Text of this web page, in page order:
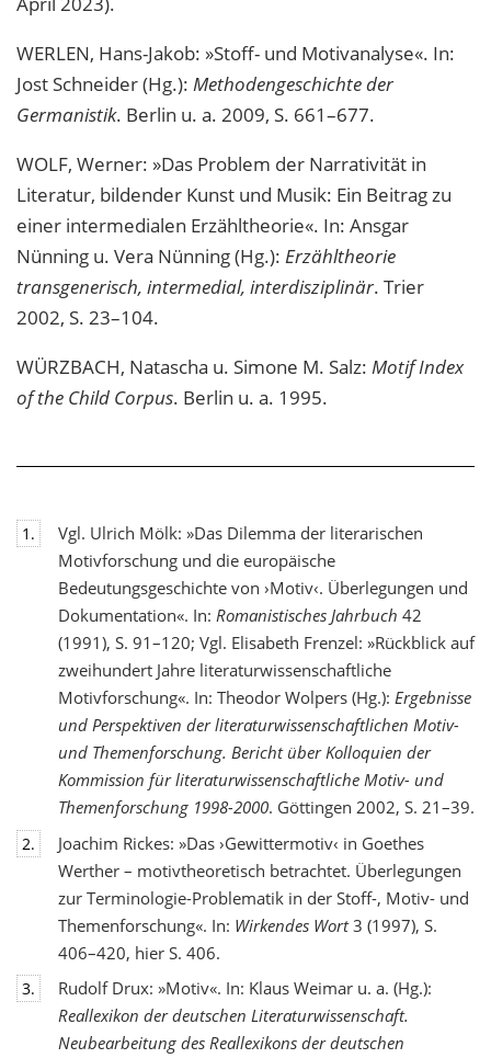
WERLEN, Hans-Jakob: »Stoff- und Motivanalyse«. In:
Jost Schneider (Hg.): Methodengeschichte der
Germanistik. Berlin u. a. 2009, S. 661–677.
WOLF, Werner: »Das Problem der Narrativität in
Literatur, bildender Kunst und Musik: Ein Beitrag zu
einer intermedialen Erzähltheorie«. In: Ansgar
Nünning u. Vera Nünning (Hg.): Erzähltheorie
transgenerisch, intermedial, interdisziplinär. Trier
2002, S. 23–104.
WÜRZBACH, Natascha u. Simone M. Salz: Motif Index
of the Child Corpus. Berlin u. a. 1995.
1.
Vgl. Ulrich Mölk: »Das Dilemma der literarischen
Motivforschung und die europäische
Bedeutungsgeschichte von ›Motiv‹. Überlegungen und
Dokumentation«. In: Romanistisches Jahrbuch 42
(1991), S. 91–120; Vgl. Elisabeth Frenzel: »Rückblick auf
zweihundert Jahre literaturwissenschaftliche
Motivforschung«. In: Theodor Wolpers (Hg.): Ergebnisse
und Perspektiven der literaturwissenschaftlichen Motiv-
und Themenforschung. Bericht über Kolloquien der
Kommission für literaturwissenschaftliche Motiv- und
Themenforschung 1998-2000. Göttingen 2002, S. 21–39.
2.
Joachim Rickes: »Das ›Gewittermotiv‹ in Goethes
Werther – motivtheoretisch betrachtet. Überlegungen
zur Terminologie-Problematik in der Stoff-, Motiv- und
Themenforschung«. In: Wirkendes Wort3 (1997), S.
406–420, hier S. 406.
3.
Rudolf Drux: »Motiv«. In: Klaus Weimar u. a. (Hg.):
Reallexikon der deutschen Literaturwissenschaft.
Neubearbeitung des Reallexikons der deutschen